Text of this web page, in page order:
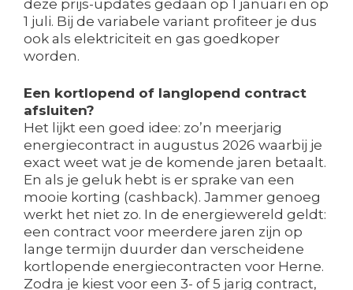
deze prijs-updates gedaan op 1 januari en op
1 juli. Bij de variabele variant profiteer je dus
ook als elektriciteit en gas goedkoper
worden.
Een kortlopend of langlopend contract
afsluiten?
Het lijkt een goed idee: zo’n meerjarig
energiecontract in augustus 2026 waarbij je
exact weet wat je de komende jaren betaalt.
En als je geluk hebt is er sprake van een
mooie korting (cashback). Jammer genoeg
werkt het niet zo. In de energiewereld geldt:
een contract voor meerdere jaren zijn op
lange termijn duurder dan verscheidene
kortlopende energiecontracten voor Herne.
Zodra je kiest voor een 3- of 5 jarig contract,